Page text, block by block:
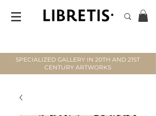
SPECIALIZED GALLERY IN 20TH AND 21ST
CENTURY ARTWORKS